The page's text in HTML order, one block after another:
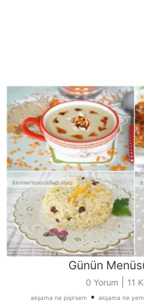
Günün
0 Yorum 11
akşama ne pişirsem • akşama ne